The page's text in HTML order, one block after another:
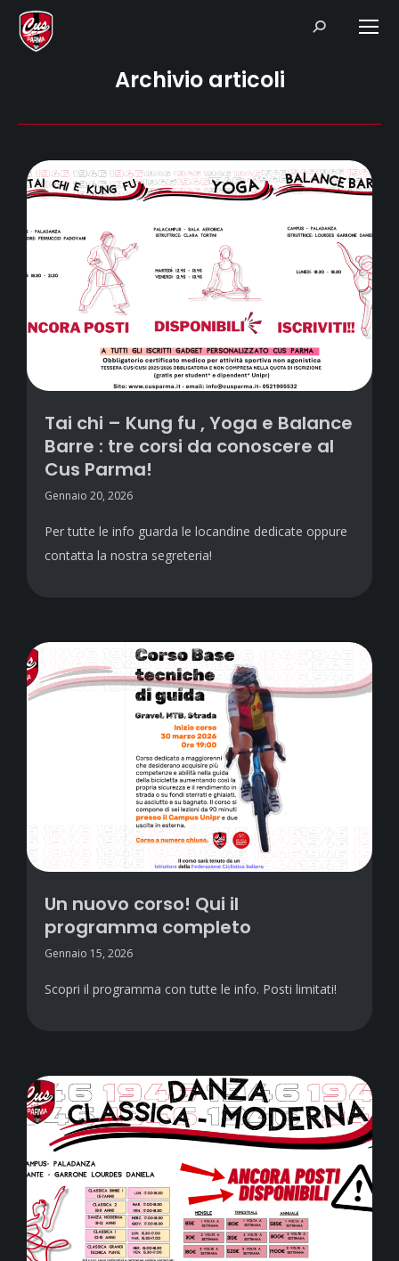
Search:
Archivio articoli
Tai chi – Kung fu , Yoga e Balance
Barre : tre corsi da conoscere al
Cus Parma!
Gennaio 20, 2026
Per tutte le info guarda le locandine dedicate oppure
contatta la nostra segreteria!
Un nuovo corso! Qui il
programma completo
Gennaio 15, 2026
Scopri il programma con tutte le info. Posti limitati!